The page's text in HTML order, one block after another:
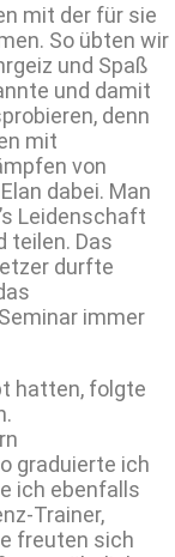
mit der für sie
So übten wir
und Spaß
und damit
denn
mit
von
dabei. Man
Leidenschaft
teilen. Das
durfte
immer
hatten, folgte
graduierte ich
ich ebenfalls
Trainer,
freuten sich